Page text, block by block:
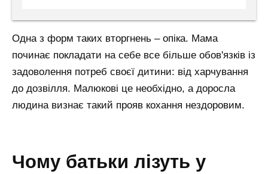
Одна з форм таких вторгнень – опіка. Мама
починає покладати на себе все більше обов'язків із
задоволення потреб своєї дитини: від харчування
до дозвілля. Малюкові це необхідно, а доросла
людина визнає такий прояв кохання нездоровим.
чому батьки лізуть у